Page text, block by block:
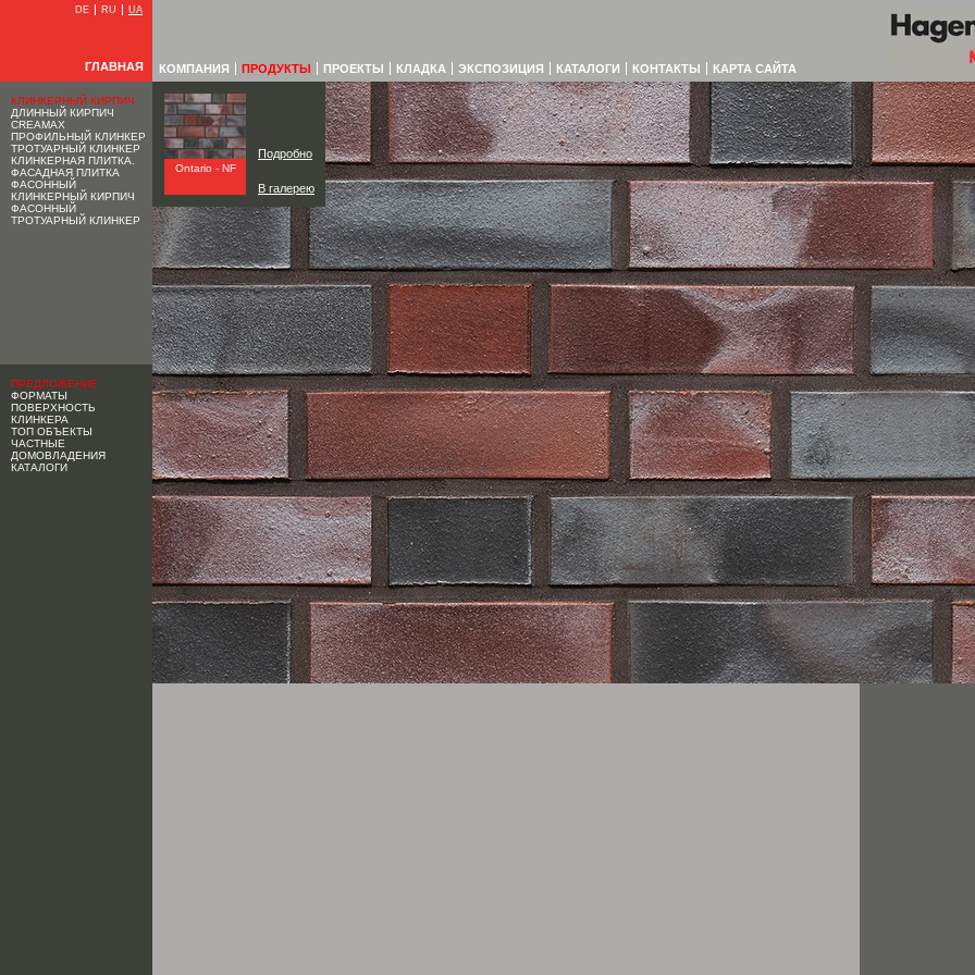
DE RU UA
ГЛАВНАЯ КОМПАНИЯ ПРОДУКТЫ ПРОЕКТЫ КЛАДКА ЭКСПОЗИЦИЯ КАТАЛОГИ КОНТАКТЫ КАРТА САЙТА
КЛИНКЕРНЫЙ КИРПИЧ
ДЛИННЫЙ КИРПИЧ
CREAMAX
ПРОФИЛЬНЫЙ КЛИНКЕР
ТРОТУАРНЫЙ КЛИНКЕР
КЛИНКЕРНАЯ ПЛИТКА.
ФАСАДНАЯ ПЛИТКА
ФАСОННЫЙ
КЛИНКЕРНЫЙ КИРПИЧ
ФАСОННЫЙ
ТРОТУАРНЫЙ КЛИНКЕР
ПРЕДЛОЖЕНИЕ
ФОРМАТЫ
ПОВЕРХНОСТЬ
КЛИНКЕРА
ТОП ОБЪЕКТЫ
ЧАСТНЫЕ
ДОМОВЛАДЕНИЯ
КАТАЛОГИ
Ontario - NF
Подробно
В галерею